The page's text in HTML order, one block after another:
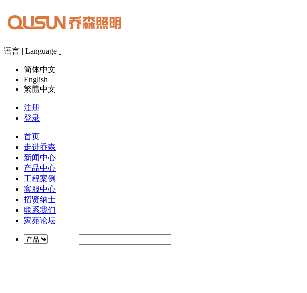
语言 | Language
简体中文
English
繁體中文
注册
登录
首页
走进乔森
新闻中心
产品中心
工程案例
客服中心
招贤纳士
联系我们
家苑论坛